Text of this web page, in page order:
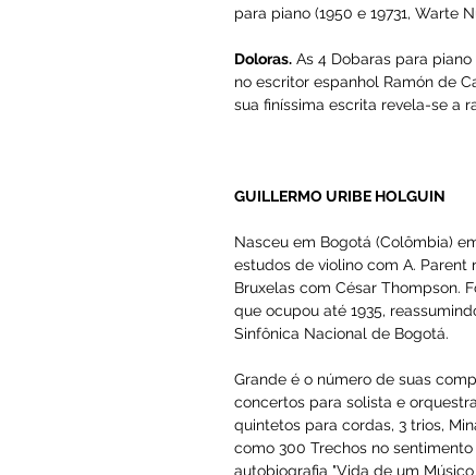
Superior de Comércio e,
Arte, outorgado em 1957.
mudar a face da vida
deslumbrantes. Sua
neo-romântico, que marca
quarteto de cordas (1922),
para piano (1950 e 19731,
Doloras. As 4 Dobaras
no escritor espanhol
sua finíssima escrita